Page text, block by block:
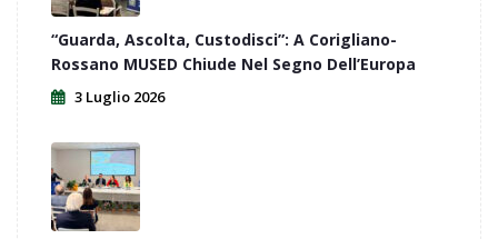
“Guarda, Ascolta, Custodisci”: A Corigliano-
Rossano MUSED Chiude Nel Segno Dell’Europa
3 Luglio 2026